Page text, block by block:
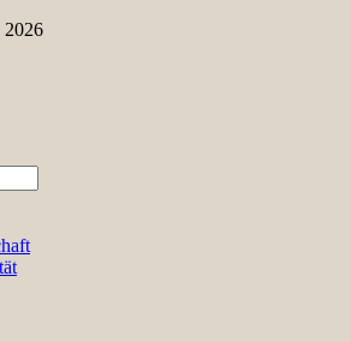
2026
Kultur & Wissenschaft